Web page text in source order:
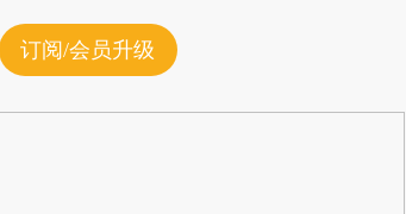
订阅/会员升级